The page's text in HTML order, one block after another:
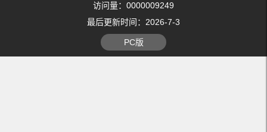
访问量： 0000009249
最后更新时间： 2026-7-3
PC版